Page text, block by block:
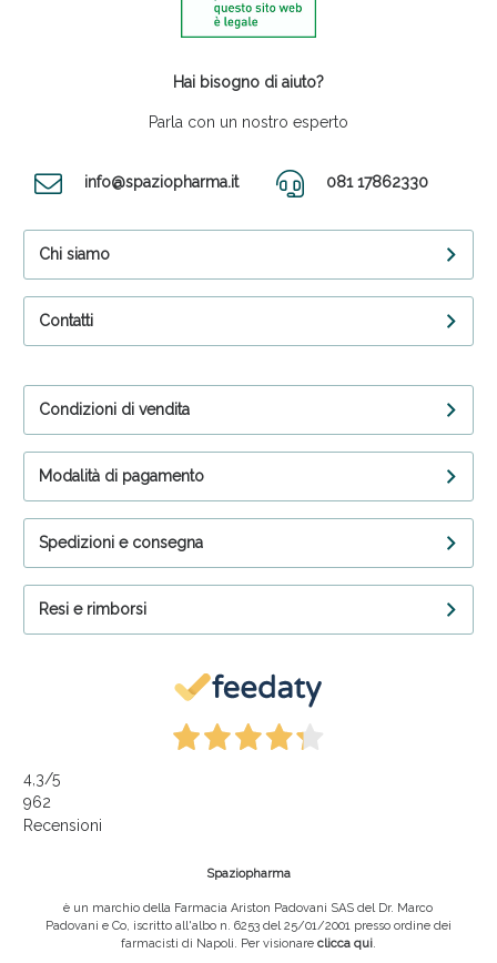
Hai bisogno di aiuto?
Parla con un nostro esperto
info@spaziopharma.it 081 17862330
Chi siamo
Contatti
Condizioni di vendita
Modalità di pagamento
Spedizioni e consegna
Resi e rimborsi
4,3/5
962
Recensioni
Spaziopharma
è un marchio della Farmacia Ariston Padovani SAS del Dr. Marco
Padovani e Co, iscritto all'albo n. 6253 del 25/01/2001 presso ordine dei
farmacisti di Napoli. Per visionare clicca qui.